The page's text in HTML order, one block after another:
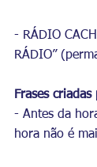
- RÁDIO
RÁDIO”
Frases
- Antes da
hora não é